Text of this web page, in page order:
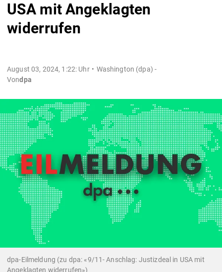
USA mit Angeklagten
widerrufen
August 03, 2024, 1:22: Uhr
Washington (dpa) -
Vondpa
dpa-Eilmeldung (zu dpa: «9/11- Anschlag: Justizdeal in USA mit
Angeklagten widerrufen»)